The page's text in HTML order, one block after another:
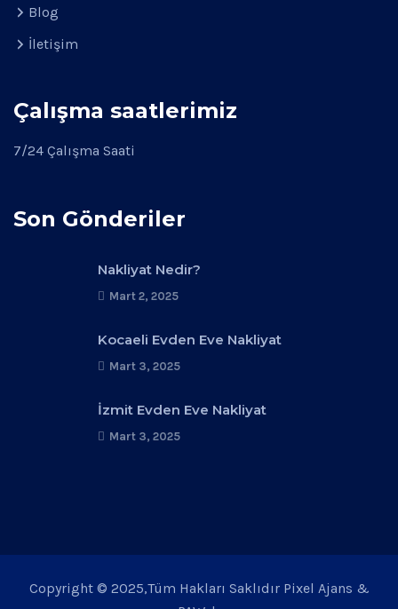
Blog
İletişim
Çalışma saatlerimiz
7/24 Çalışma Saati
Son Gönderiler
Nakliyat Nedir?
Mart 2, 2025
Kocaeli Evden Eve Nakliyat
Mart 3, 2025
İzmit Evden Eve Nakliyat
Mart 3, 2025
Copyright © 2025,Tüm Hakları Saklıdır Pixel Ajans &